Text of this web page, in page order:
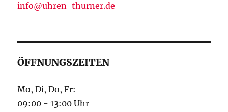
info@uhren-thurner.de
ÖFFNUNGSZEITEN
Mo, Di, Do, Fr:
09:00 - 13:00 Uhr